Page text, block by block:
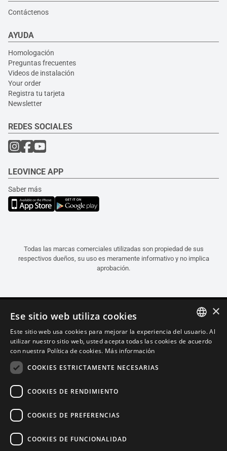
Contáctenos
AYUDA
Homologación
Preguntas frecuentes
Videos de instalación
Your order
Registra tu tarjeta
Newsletter
REDES SOCIALES
LEOVINCE APP
Saber más
Todas las marcas comerciales utilizadas son propiedad de sus
respectivos dueños, su uso es meramente informativo y no implica
aprobación.
Español (Guatemala)
ITALIAN
×
Ese sitio web utiliza cookies
Este sitio web usa cookies para mejorar la experiencia del usuario. Al
utilizar nuestro sitio web, usted acepta todas las cookies de acuerdo
con nuestra Política de cookies. Más información
COOKIES ESTRICTAMENTE NECESARIAS
COOKIES DE RENDIMIENTO
COOKIES DE PREFERENCIAS
COOKIES DE FUNCIONALIDAD